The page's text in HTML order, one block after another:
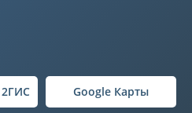
2ГИС Google Карты